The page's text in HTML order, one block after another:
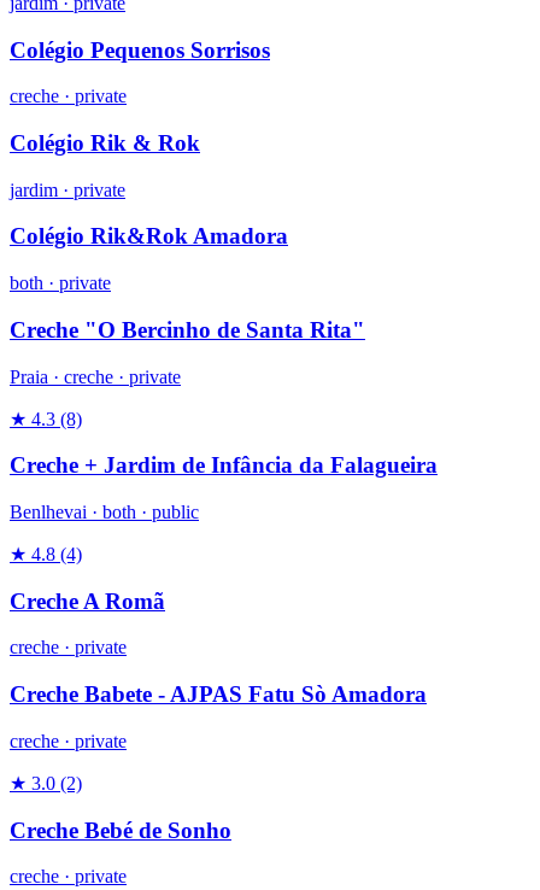
Colégio Pequenos Sorrisos
creche · private
Colégio Rik & Rok
jardim · private
Colégio Rik&Rok Amadora
both · private
Creche "O Bercinho de Santa Rita"
Praia · creche · private
★ 4.3 (8)
Creche + Jardim de Infância da Falagueira
Benlhevai · both · public
★ 4.8 (4)
Creche A Romã
creche · private
Creche Babete - AJPAS Fatu Sò Amadora
creche · private
★ 3.0 (2)
Creche Bebé de Sonho
creche · private